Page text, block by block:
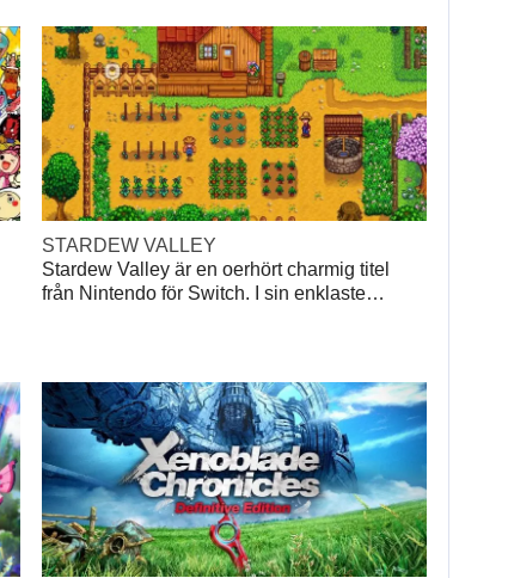
STARDEW VALLEY
Stardew Valley är en oerhört charmig titel
från Nintendo för Switch. I sin enklaste…